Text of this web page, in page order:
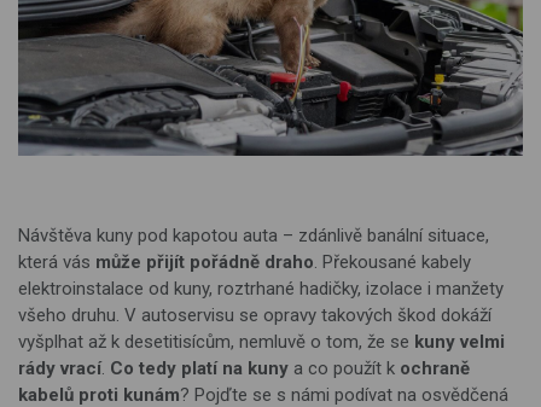
Návštěva kuny pod kapotou auta – zdánlivě banální situace,
která vás může přijít pořádně draho. Překousané kabely
elektroinstalace od kuny, roztrhané hadičky, izolace i manžety
všeho druhu. V autoservisu se opravy takových škod dokáží
vyšplhat až k desetitisícům, nemluvě o tom, že se kuny velmi
rády vrací. Co tedy platí na kuny a co použít k ochraně
kabelů proti kunám? Pojďte se s námi podívat na osvědčená